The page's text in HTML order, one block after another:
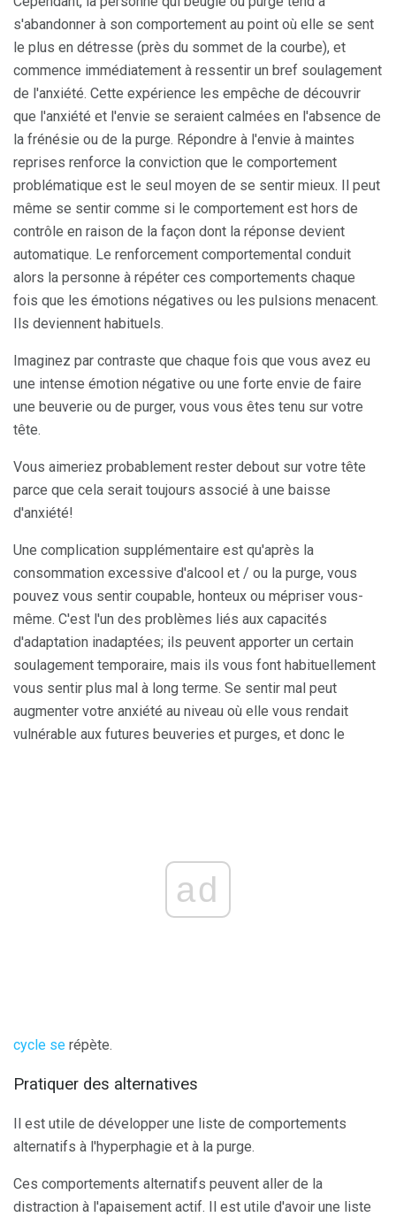
s'abandonner à son comportement au point où elle se sent
le plus en détresse (près du sommet de la courbe), et
commence immédiatement à ressentir un bref soulagement
de l'anxiété. Cette expérience les empêche de découvrir
que l'anxiété et l'envie se seraient calmées en l'absence de
la frénésie ou de la purge. Répondre à l'envie à maintes
reprises renforce la conviction que le comportement
problématique est le seul moyen de se sentir mieux. Il peut
même se sentir comme si le comportement est hors de
contrôle en raison de la façon dont la réponse devient
automatique. Le renforcement comportemental conduit
alors la personne à répéter ces comportements chaque
fois que les émotions négatives ou les pulsions menacent.
Ils deviennent habituels.
Imaginez par contraste que chaque fois que vous avez eu
une intense émotion négative ou une forte envie de faire
une beuverie ou de purger, vous vous êtes tenu sur votre
tête.
Vous aimeriez probablement rester debout sur votre tête
parce que cela serait toujours associé à une baisse
d'anxiété!
Une complication supplémentaire est qu'après la
consommation excessive d'alcool et / ou la purge, vous
pouvez vous sentir coupable, honteux ou mépriser vous-
même. C'est l'un des problèmes liés aux capacités
d'adaptation inadaptées; ils peuvent apporter un certain
soulagement temporaire, mais ils vous font habituellement
vous sentir plus mal à long terme. Se sentir mal peut
augmenter votre anxiété au niveau où elle vous rendait
vulnérable aux futures beuveries et purges, et donc le
ad
cycle se répète.
Pratiquer des alternatives
Il est utile de développer une liste de comportements
alternatifs à l'hyperphagie et à la purge.
Ces comportements alternatifs peuvent aller de la
distraction à l'apaisement actif. Il est utile d'avoir une liste